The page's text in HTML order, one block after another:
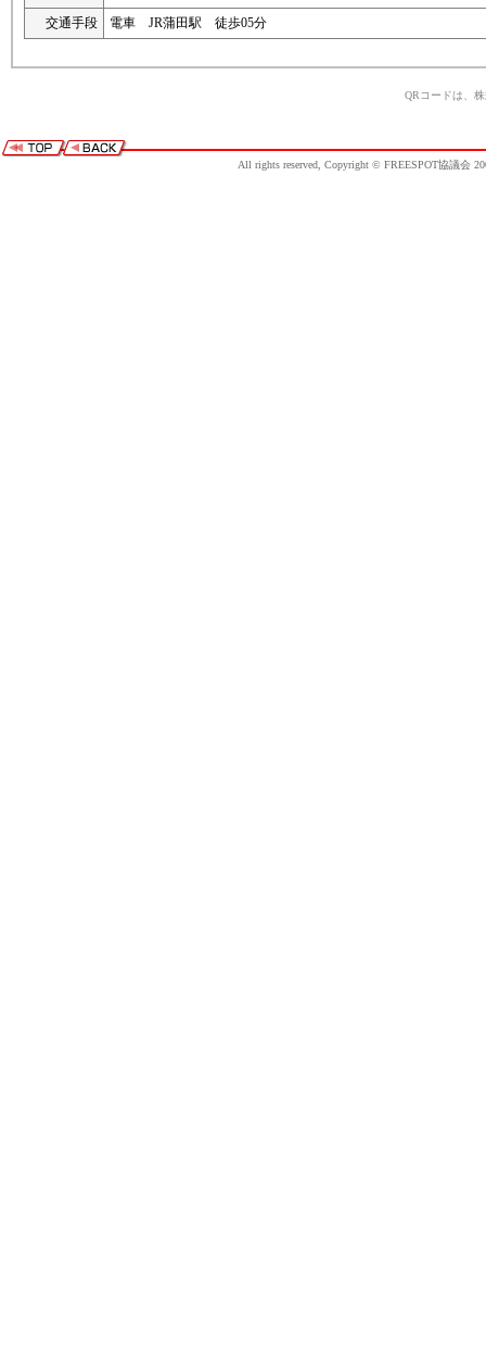
交通手段
電車 JR蒲田駅 徒歩05分
QRコードは、
All rights reserved, Copyright © FREESPOT協議会